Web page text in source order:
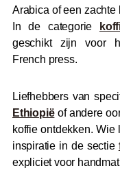
Arabica of een zachte
In de categorie
geschikt zijn voor
French press.
Liefhebbers van
Ethiopiëof andere
koffie ontdekken.
inspiratie in de sectie
expliciet voor